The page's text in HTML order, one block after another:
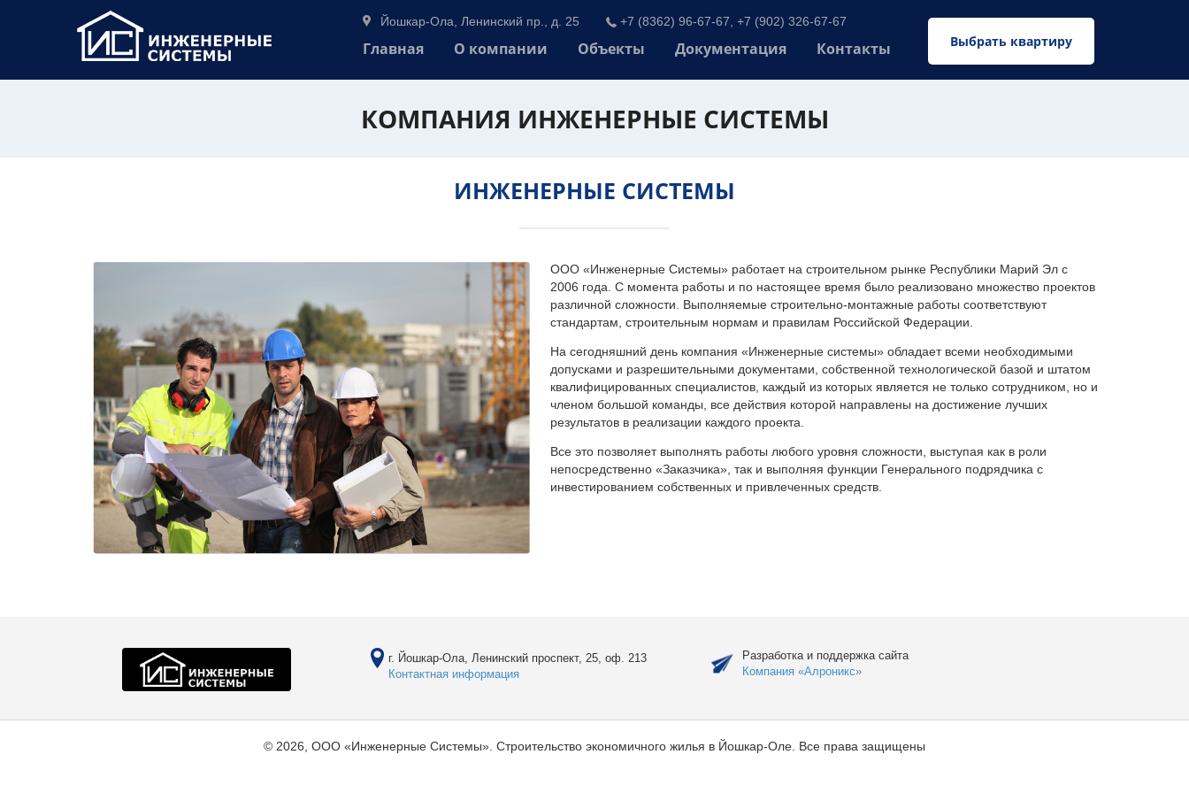
Выбрать квартиру
Йошкар-Ола, Ленинский пр., д. 25 +7 (8362) 96-67-67, +7 (902) 326-67-67
Главная О компании Объекты Документация Контакты
КОМПАНИЯ ИНЖЕНЕРНЫЕ СИСТЕМЫ
ИНЖЕНЕРНЫЕ СИСТЕМЫ
ООО «Инженерные Системы» работает на строительном рынке Республики Марий Эл с
2006 года. С момента работы и по настоящее время было реализовано множество проектов
различной сложности. Выполняемые строительно-монтажные работы соответствуют
стандартам, строительным нормам и правилам Российской Федерации.
На сегодняшний день компания «Инженерные системы» обладает всеми необходимыми
допусками и разрешительными документами, собственной технологической базой и штатом
квалифицированных специалистов, каждый из которых является не только сотрудником, но и
членом большой команды, все действия которой направлены на достижение лучших
результатов в реализации каждого проекта.
Все это позволяет выполнять работы любого уровня сложности, выступая как в роли
непосредственно «Заказчика», так и выполняя функции Генерального подрядчика с
инвестированием собственных и привлеченных средств.
г. Йошкар-Ола, Ленинский проспект, 25, оф. 213
Контактная информация
Разработка и поддержка сайта
Компания «Алроникс»
© 2026, ООО «Инженерные Системы». Строительство экономичного жилья в Йошкар-Оле. Все права защищены